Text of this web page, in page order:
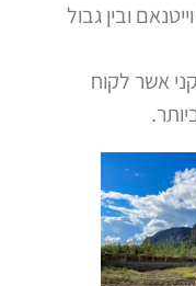
ובין גבול
אשר לקוח